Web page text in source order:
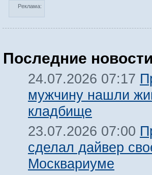
Реклама:
Последние
24.07.2026 07:17
мужчину нашли
кладбище
23.07.2026 07:00
сделал дайвер
Москвариуме